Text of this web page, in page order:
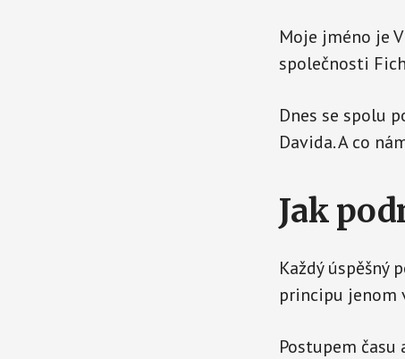
Moje jméno je
společnosti
Dnes se spolu
Davida. A co
Jak
Každý úspěšný
principu jenom
Postupem